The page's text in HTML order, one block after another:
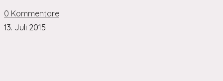
0 Kommentare
13. Juli 2015